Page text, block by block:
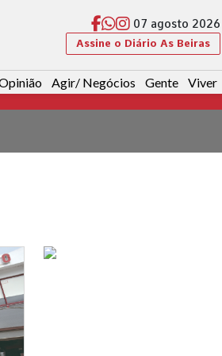
07 agosto 2026
Assine o Diário As Beiras
Agir/ Negócios Gente Viver